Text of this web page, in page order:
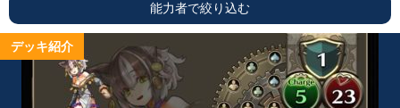
能力者で絞り込む
デッキ紹介